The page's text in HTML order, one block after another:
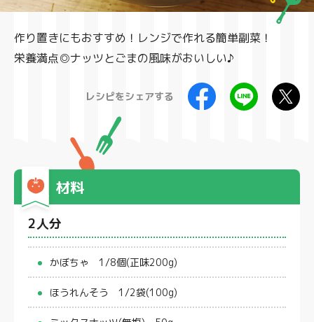
レシピをシェアする
作り置きにもおすすめ！レンジで作れる簡単副菜！
栄養満点◎ナッツとごまの風味がおいしい♪
材料
2人分
かぼちゃ 1/8個(正味200g)
ほうれんそう 1/2袋(100g)